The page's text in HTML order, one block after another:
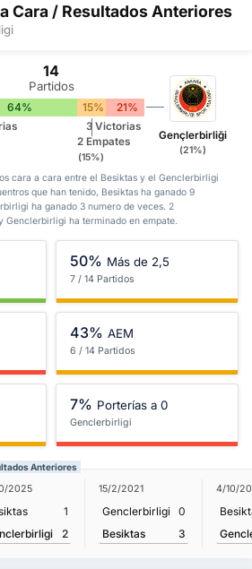
Cara / Resultados Anteriores
14
Partidos
64% 15% 21%
2 Empates
(15%)
3 Victorias
Gençlerbirliği
(21%)
cara a cara entre el Besiktas y el Genclerbirligi
que han tenido, Besiktas ha ganado 9
ha ganado 3 numero de veces. 2
Genclerbirligi ha terminado en empate.
50% Más de 2,5
7 / 14 Partidos
43% AEM
6 / 14 Partidos
7% Porterías a 0
Genclerbirligi
Anteriores
2025
1
2
15/2/2021
Genclerbirligi
0
Besiktas
3
4/10/